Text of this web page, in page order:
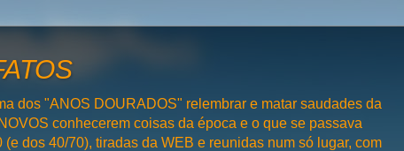
dos "ANOS DOURADOS" relembrar e matar saudades da
conhecerem coisas da época e o que se passava
dos 40/70), tiradas da WEB e reunidas num só lugar, com